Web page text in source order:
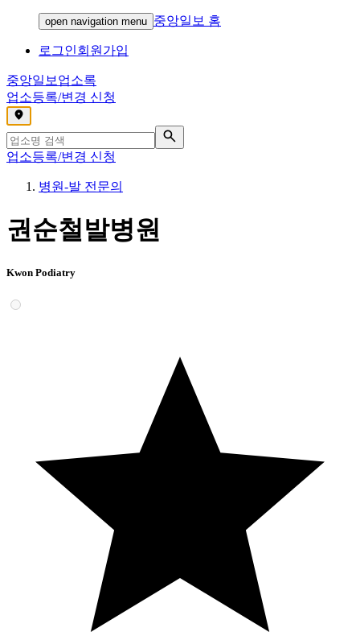
open navigation menu 중앙일보 홈
로그인회원가입
중앙일보 업소록
업소등록/변경 신청
,
업소등록/변경 신청
병원-발 전문의
권순철발병원
Kwon Podiatry